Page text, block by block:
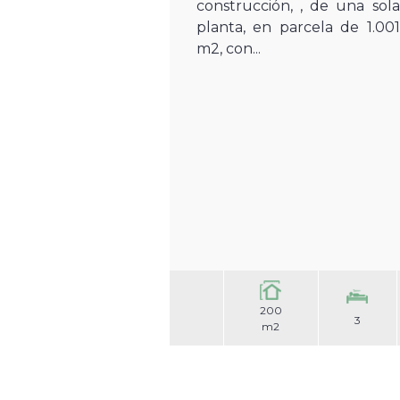
construcción, , de una sola
planta, en parcela de 1.001
m2, con...
200
m2
3